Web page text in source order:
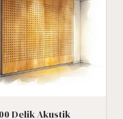
Delik Akustik